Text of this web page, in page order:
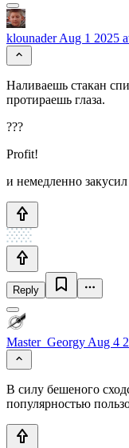
klounaderAug 1 2025
Наливаешь стакан
протираешь глаза.
???
Profit!
и немедленно
Reply
Master_Georgy Aug 4
В силу бешеного
популярностью